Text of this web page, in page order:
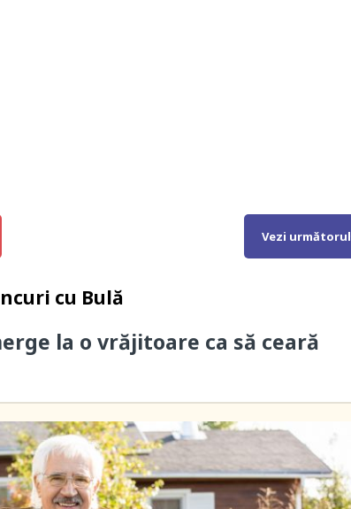
Vezi următorul
cu Bulă
la o vrăjitoare ca să ceară